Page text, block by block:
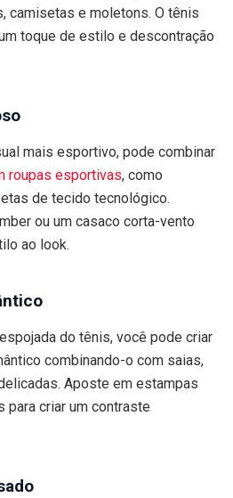
camisetas e moletons. O tênis
toque de estilo e descontração
mais esportivo, pode combinar
roupas esportivas, como
de tecido tecnológico.
ou um casaco corta-vento
ao look.
do tênis, você pode criar
combinando-o com saias,
Aposte em estampas
para criar um contraste